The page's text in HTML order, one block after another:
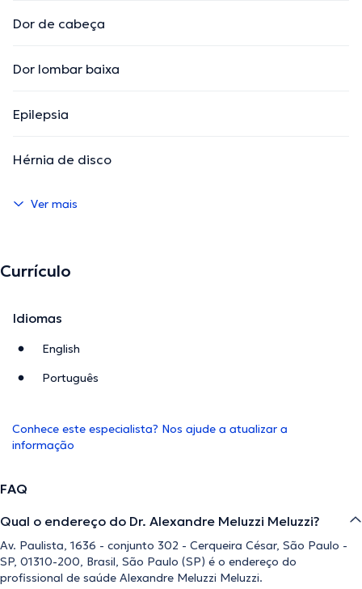
Dor de cabeça
Dor lombar baixa
Epilepsia
Hérnia de disco
Ver mais
Currículo
Idiomas
English
Português
Conhece este especialista? Nos ajude a atualizar a
informação
FAQ
Qual o endereço do Dr. Alexandre Meluzzi Meluzzi?
Av. Paulista, 1636 - conjunto 302 - Cerqueira César, São Paulo -
SP, 01310-200, Brasil, São Paulo (SP) é o endereço do
profissional de saúde Alexandre Meluzzi Meluzzi.